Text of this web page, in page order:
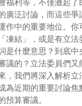
廣泛討論，而這些爭
作中的重要地位。
凍結」，或是有立法
是什麼意思？到底中
議的？立法委員們又
，我們將深入解析立
為近期的重要討論焦
預算審議。